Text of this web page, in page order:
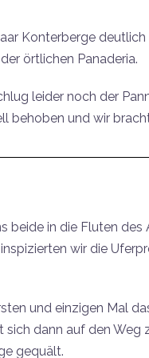
Konterberge
örtlichen Panaderia.
leider noch der
behoben und wir
beide in die Fluten
wir die
und einzigen Mal
sich dann auf den
gequält.